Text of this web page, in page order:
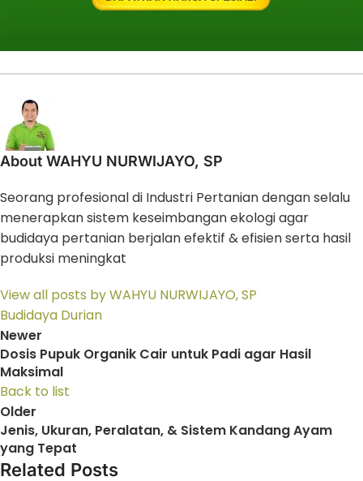
About WAHYU NURWIJAYO, SP
Seorang profesional di Industri Pertanian dengan selalu
menerapkan sistem keseimbangan ekologi agar
budidaya pertanian berjalan efektif & efisien serta hasil
produksi meningkat
View all posts by WAHYU NURWIJAYO, SP
Budidaya Durian
Newer
Dosis Pupuk Organik Cair untuk Padi agar Hasil
Maksimal
Back to list
Older
Jenis, Ukuran, Peralatan, & Sistem Kandang Ayam
yang Tepat
Related Posts